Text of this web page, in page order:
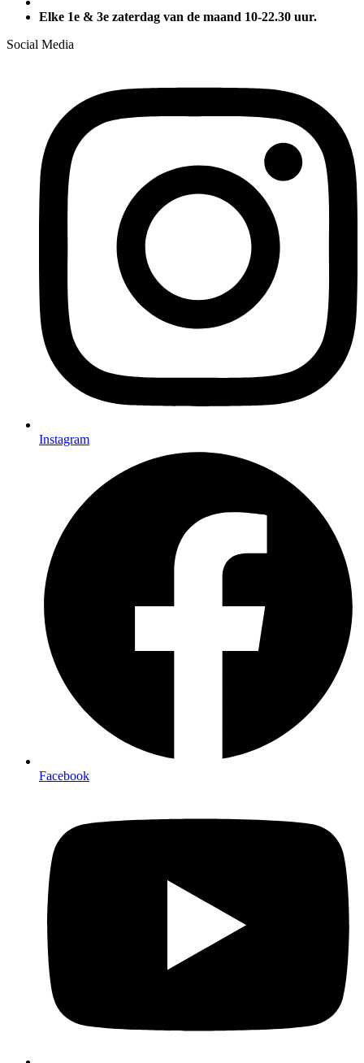
Elke 1e & 3e zaterdag van de maand 10-22.30 uur.
Social Media
Instagram
Facebook